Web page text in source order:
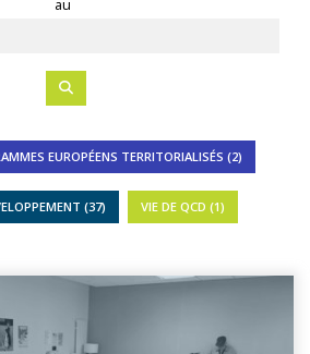
au
EUROPÉENS TERRITORIALISÉS (2)
(37) VIE DE QCD (1)